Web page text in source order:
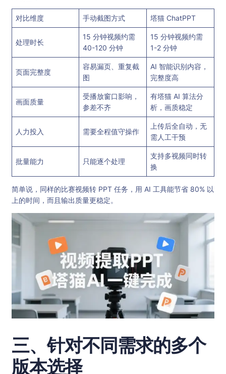
对比维度 手动截图方式 塔猫 ChatPPT
处理时长
15 分钟视频约需
40-120 分钟
15 分钟视频约需
1-2 分钟
页面完整度
容易漏页、重复截
图
AI 智能识别内容，
完整度高
画面质量
受播放窗口影响，
参差不齐
有塔猫 AI 算法分
析，画质稳定
人力投入 需要全程值守操作
上传后全自动，无
需人工干预
批量能力 只能逐个处理
支持多视频同时转
换
简单说，同样的比赛视频转 PPT 任务，用 AI 工具能节省 80% 以
上的时间，而且输出质量更稳定。
三、针对不同需求的多个
版本选择